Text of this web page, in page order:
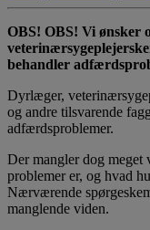
OBS! OBS! Vi ønsker
behandler
Dyrlæger,
og andre tilsvarende
adfærdsproblemer.
Der mangler dog meget
problemer er, og hvad
Nærværende
manglende viden.